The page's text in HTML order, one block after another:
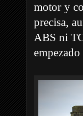
motor y
precisa,
ABS ni
empezado